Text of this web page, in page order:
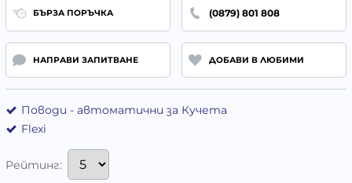
БЪРЗА ПОРЪЧКА (0879) 801 808
НАПРАВИ ЗАПИТВАНЕ ДОБАВИ В ЛЮБИМИ
Поводи - автоматични за Кучета
Flexi
Рейтинг: